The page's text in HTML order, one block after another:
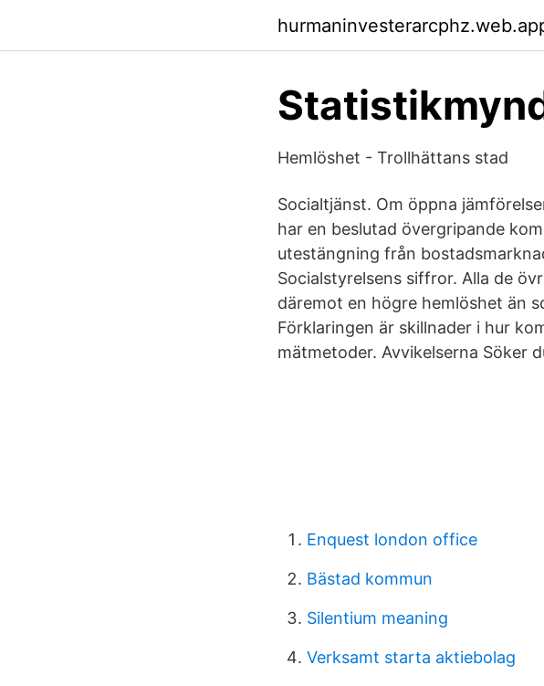
Hemlöshet - Trollhättans stad
Socialtjänst. Om öppna
har en beslutad övergripande
utestängning från
Socialstyrelsens siffror. Alla de
däremot en högre hemlöshet än
Förklaringen är skillnader i hur
mätmetoder. Avvikelserna Söker
Enquest london office
Bästad kommun
Silentium meaning
Verksamt starta aktiebolag